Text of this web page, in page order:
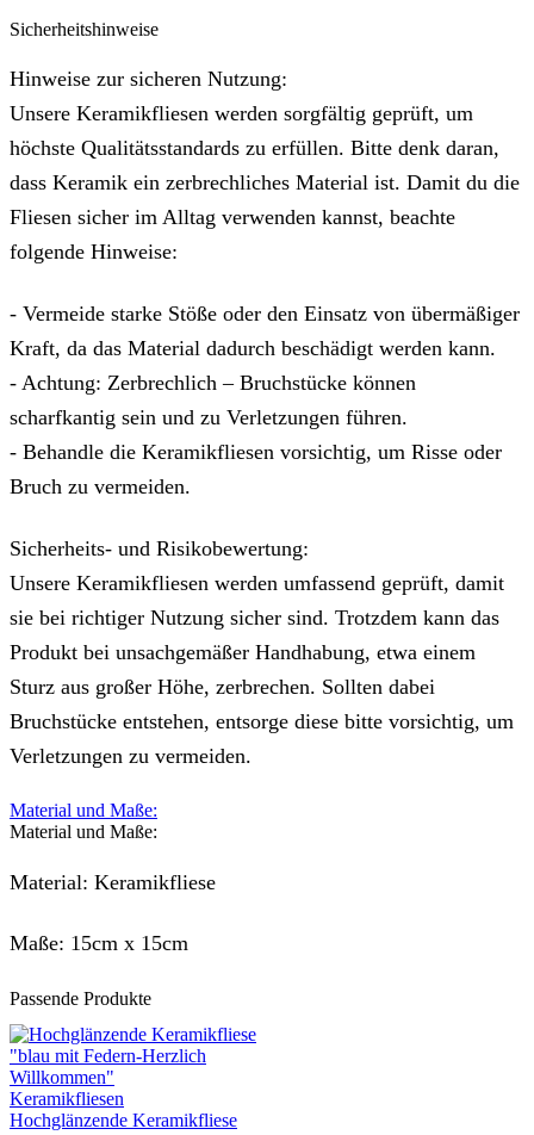
Sicherheitshinweise
Hinweise zur sicheren Nutzung:
Unsere Keramikfliesen werden sorgfältig geprüft, um
höchste Qualitätsstandards zu erfüllen. Bitte denk daran,
dass Keramik ein zerbrechliches Material ist. Damit du die
Fliesen sicher im Alltag verwenden kannst, beachte
folgende Hinweise:
- Vermeide starke Stöße oder den Einsatz von übermäßiger
Kraft, da das Material dadurch beschädigt werden kann.
- Achtung: Zerbrechlich – Bruchstücke können
scharfkantig sein und zu Verletzungen führen.
- Behandle die Keramikfliesen vorsichtig, um Risse oder
Bruch zu vermeiden.
Sicherheits- und Risikobewertung:
Unsere Keramikfliesen werden umfassend geprüft, damit
sie bei richtiger Nutzung sicher sind. Trotzdem kann das
Produkt bei unsachgemäßer Handhabung, etwa einem
Sturz aus großer Höhe, zerbrechen. Sollten dabei
Bruchstücke entstehen, entsorge diese bitte vorsichtig, um
Verletzungen zu vermeiden.
Material und Maße:
Material und Maße:
Material: Keramikfliese
Maße: 15cm x 15cm
Passende Produkte
Keramikfliesen
Hochglänzende Keramikfliese